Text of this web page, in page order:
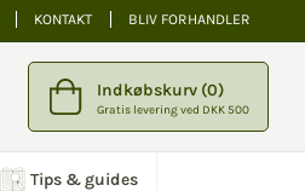
KONTAKT BLIV FORHANDLER
Indkøbskurv (0)
Gratis levering ved DKK 500
Tips & guides